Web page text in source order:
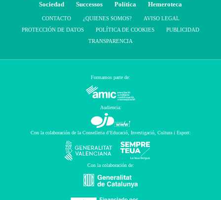
Sociedad
Successos Política Hemeroteca
CONTACTO ¿QUIENES SOMOS?
AVISO LEGAL
PROTECCIÓN DE DATOS
POLÍTICA DE COOKIES
PUBLICIDAD
TRANSPARENCIA
Formamos parte de:
Audiencia:
Con la colaboración de la Conselleria d’Educació, Investigació, Cultura i Esport:
Con la colaboración de: